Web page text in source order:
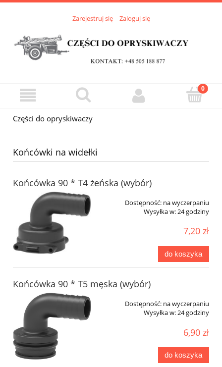
Zarejestruj się Zaloguj się
Części do opryskiwaczy
Końcówki na widełki
Końcówka 90 * T4 żeńska (wybór)
Dostępność: na wyczerpaniu
Wysyłka w:24 godziny
7,20 zł
do koszyka
Końcówka 90 * T5 męska (wybór)
Dostępność: na wyczerpaniu
Wysyłka w:24 godziny
6,90 zł
do koszyka